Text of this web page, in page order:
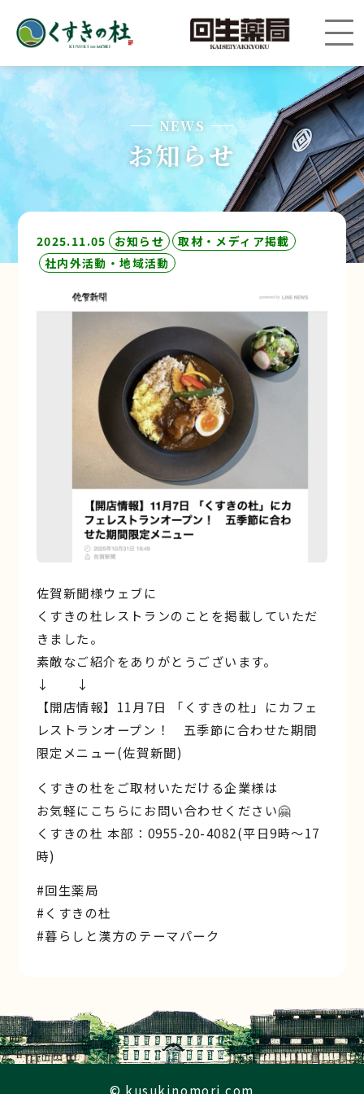
NEWS
お知らせ
2025.11.05 お知らせ
取材・メディア掲載
社内外活動・地域活動
佐賀新聞様ウェブに
くすきの杜レストランのことを掲載していただ
きました。
素敵なご紹介をありがとうございます。
↓ ↓
【開店情報】11月7日 「くすきの杜」にカフェ
レストランオープン！ 五季節に合わせた期間
限定メニュー(佐賀新聞)
くすきの杜をご取材いただける企業様は
お気軽にこちらにお問い合わせください🤗
くすきの杜 本部：0955-20-4082(平日9時～17
時)
#回生薬局
#くすきの杜
#暮らしと漢方のテーマパーク
© kusukinomori.com